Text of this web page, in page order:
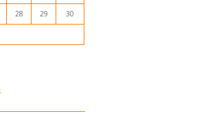
28 29 30